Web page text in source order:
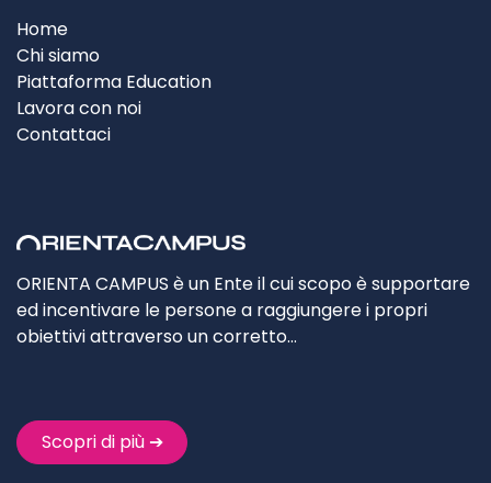
Home
Chi siamo
Piattaforma Education
Lavora con noi
Contattaci
ORIENTA CAMPUS è un Ente il cui scopo è supportare
ed incentivare le persone a raggiungere i propri
obiettivi attraverso un corretto…
Scopri di più ➔